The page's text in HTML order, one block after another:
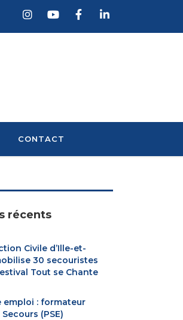
CONTACT
récents
Civile d’Ille-et-
30 secouristes
Tout se Chante
emploi : formateur
(PSE)